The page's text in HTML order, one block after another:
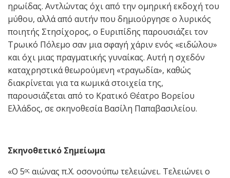
ηρωίδας. Αντλώντας όχι από την ομηρική εκδοχή του
μύθου, αλλά από αυτήν που δημιούργησε ο λυρικός
ποιητής Στησίχορος, ο Ευριπίδης παρουσιάζει τον
Τρωικό Πόλεμο σαν μια σφαγή χάριν ενός «ειδώλου»
και όχι μιας πραγματικής γυναίκας. Αυτή η σχεδόν
καταχρηστικά θεωρούμενη «τραγωδία», καθώς
διακρίνεται για τα κωμικά στοιχεία της,
παρουσιάζεται από το Κρατικό Θέατρο Βορείου
Ελλάδος, σε σκηνοθεσία Βασίλη Παπαβασιλείου.
Σκηνοθετικό Σημείωμα
«Ο 5ος αιώνας π.Χ. οσονούπω τελειώνει. Τελειώνει ο